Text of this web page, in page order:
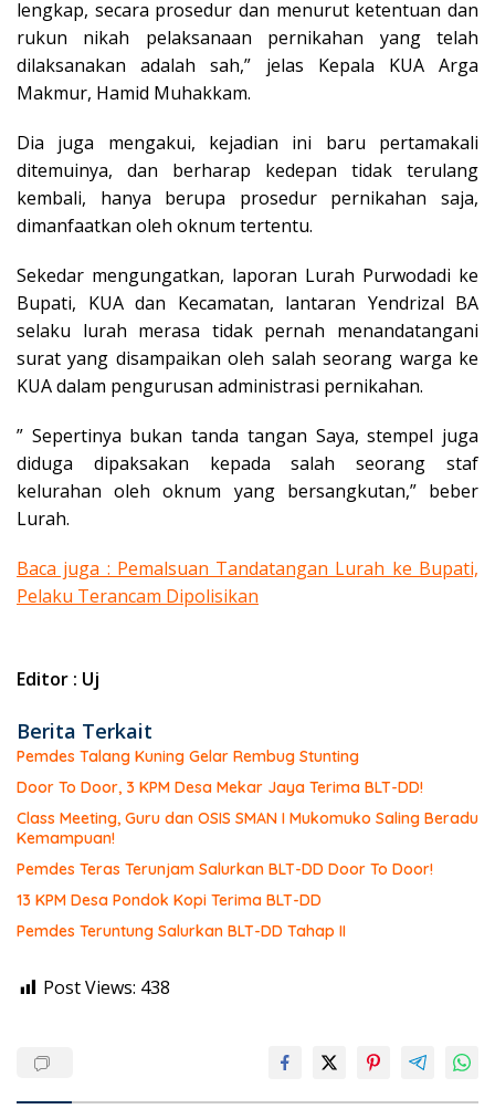
lengkap, secara prosedur dan menurut ketentuan dan
rukun nikah pelaksanaan pernikahan yang telah
dilaksanakan adalah sah,” jelas Kepala KUA Arga
Makmur, Hamid Muhakkam.
Dia juga mengakui, kejadian ini baru pertamakali
ditemuinya, dan berharap kedepan tidak terulang
kembali, hanya berupa prosedur pernikahan saja,
dimanfaatkan oleh oknum tertentu.
Sekedar mengungatkan, laporan Lurah Purwodadi ke
Bupati, KUA dan Kecamatan, lantaran Yendrizal BA
selaku lurah merasa tidak pernah menandatangani
surat yang disampaikan oleh salah seorang warga ke
KUA dalam pengurusan administrasi pernikahan.
” Sepertinya bukan tanda tangan Saya, stempel juga
diduga dipaksakan kepada salah seorang staf
kelurahan oleh oknum yang bersangkutan,” beber
Lurah.
Baca juga : Pemalsuan Tandatangan Lurah ke Bupati,
Pelaku Terancam Dipolisikan
Editor : Uj
Berita Terkait
Pemdes Talang Kuning Gelar Rembug Stunting
Door To Door, 3 KPM Desa Mekar Jaya Terima BLT-DD!
Class Meeting, Guru dan OSIS SMAN I Mukomuko Saling Beradu
Kemampuan!
Pemdes Teras Terunjam Salurkan BLT-DD Door To Door!
13 KPM Desa Pondok Kopi Terima BLT-DD
Pemdes Teruntung Salurkan BLT-DD Tahap II
Post Views: 438